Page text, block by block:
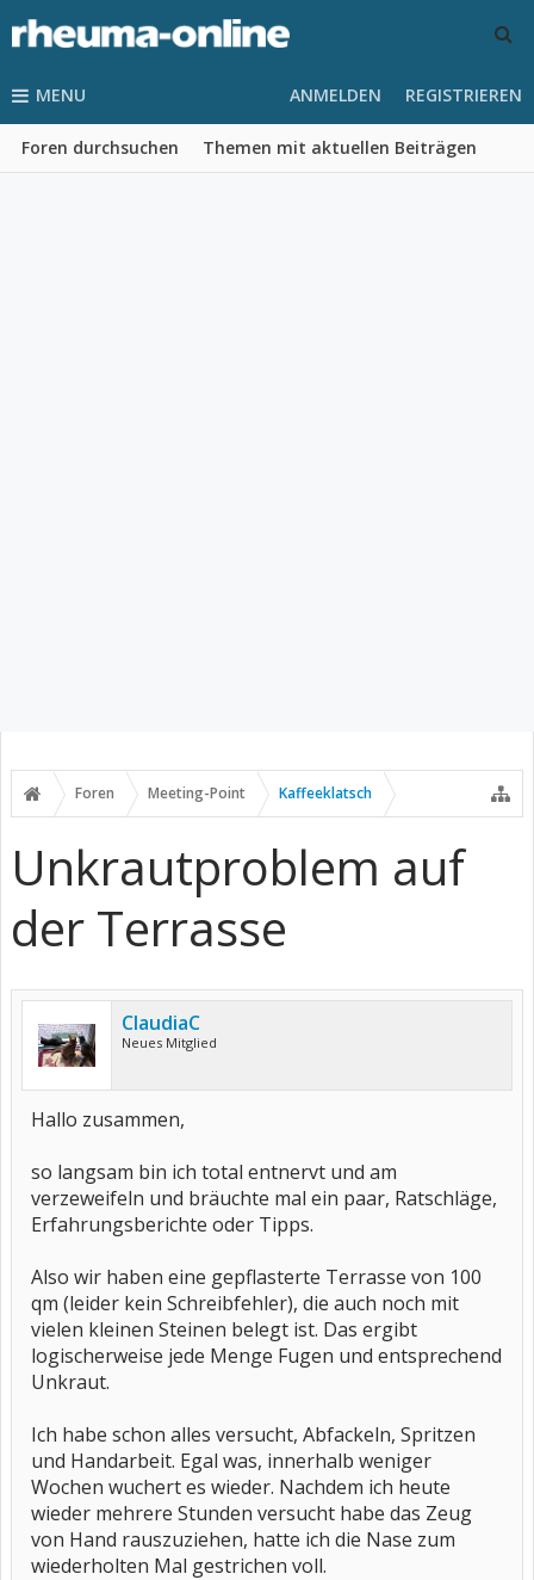
MENU
Foren durchsuchen Themen mit aktuellen Beiträgen
ANMELDEN REGISTRIEREN
Foren Meeting-Point Kaffeeklatsch
Unkrautproblem auf
der Terrasse
ClaudiaC
Neues Mitglied
Hallo zusammen,
so langsam bin ich total entnervt und am
verzeweifeln und bräuchte mal ein paar, Ratschläge,
Erfahrungsberichte oder Tipps.
Also wir haben eine gepflasterte Terrasse von 100
qm (leider kein Schreibfehler), die auch noch mit
vielen kleinen Steinen belegt ist. Das ergibt
logischerweise jede Menge Fugen und entsprechend
Unkraut.
Ich habe schon alles versucht, Abfackeln, Spritzen
und Handarbeit. Egal was, innerhalb weniger
Wochen wuchert es wieder. Nachdem ich heute
wieder mehrere Stunden versucht habe das Zeug
von Hand rauszuziehen, hatte ich die Nase zum
wiederholten Mal gestrichen voll.